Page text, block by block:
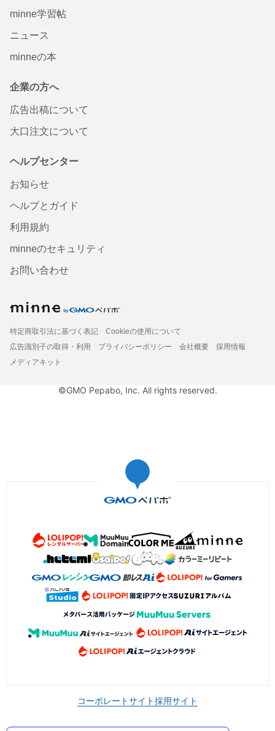
minne学習帖
ニュース
minneの本
企業の方へ
広告出稿について
大口注文について
ヘルプセンター
お知らせ
ヘルプとガイド
利用規約
minneのセキュリティ
お問い合わせ
特定商取引法に基づく表記
Cookieの使用について
広告識別子の取得・利用
プライバシーポリシー 会社概要
採用情報
メディアキット
©GMO Pepabo, Inc. All rights reserved.
コーポレートサイト採用サイト